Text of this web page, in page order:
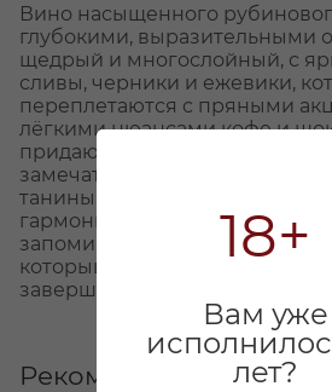
18+
Вам уже
лет?
Вино насыщенного
глубокими, выразительными
щедрый и многослойный, с
сливы, черники и ежевики,
переплетаются с пряными
лёгкими нюансами кофе и
придающими аромату глубину.
замечательный баланс, где
танины создают ощущение
гармонии. Долгое послевкусие
запоминающийся фруктово-
который продолжает
завершается.
Рекомендуем